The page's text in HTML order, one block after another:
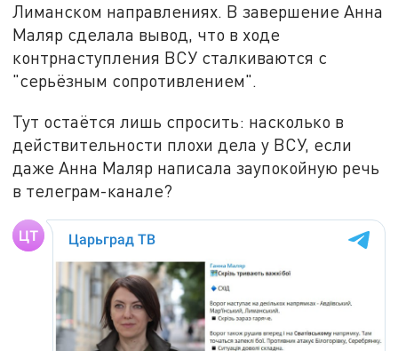
Лиманском направлениях. В завершение Анна
Маляр сделала вывод, что в ходе
контрнаступления ВСУ сталкиваются с
"серьёзным сопротивлением".
Тут остаётся лишь спросить: насколько в
действительности плохи дела у ВСУ, если
даже Анна Маляр написала заупокойную речь
в телеграм-канале?